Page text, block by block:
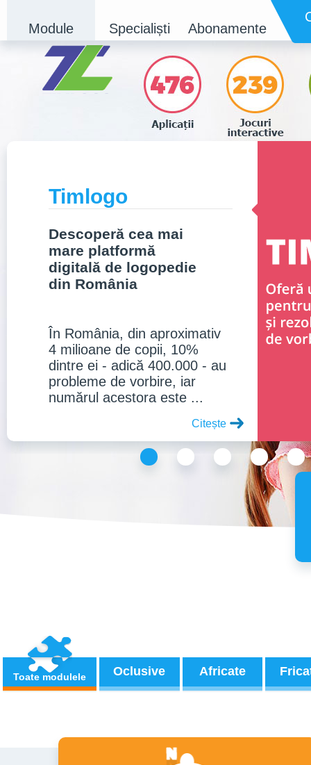
Module Specialiști Abonamente
Timlogo
Descoperă cea mai
mare platformă
digitală de logopedie
din România
În România, din aproximativ
4 milioane de copii, 10%
dintre ei - adică 400.000 - au
probleme de vorbire, iar
numărul acestora este ...
Citește
Toate modulele Oclusive Africate